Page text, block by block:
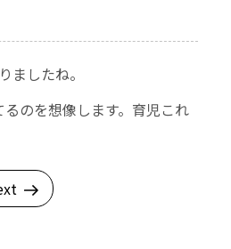
したね。
のを想像します。育児これ